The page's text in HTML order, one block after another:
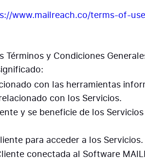
www.mailreach.co/terms-of-
y Condiciones
con las herramientas
con los Servicios.
y se beneficie de los Servicios
para acceder a los Servicios.
conectada al Software